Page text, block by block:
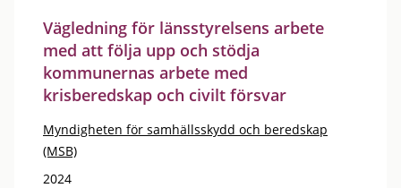
Vägledning för länsstyrelsens arbete
med att följa upp och stödja
kommunernas arbete med
krisberedskap och civilt försvar
Myndigheten för samhällsskydd och beredskap
(MSB)
2024